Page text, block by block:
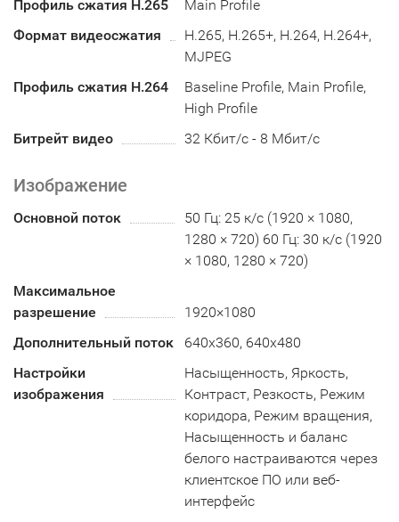
Профиль сжатия H.265
Main Profile
Формат видеосжатия
H.265, H.265+, H.264, H.264+,
MJPEG
Профиль сжатия H.264
Baseline Profile, Main Profile,
High Profile
Битрейт видео
32 Кбит/с - 8 Мбит/с
Изображение
Основной поток
50 Гц: 25 к/с (1920 × 1080,
1280 × 720) 60 Гц: 30 к/с (1920
× 1080, 1280 × 720)
Максимальное
разрешение
1920×1080
Дополнительный поток
640x360, 640x480
Настройки
изображения
Насыщенность, Яркость,
Контраст, Резкость, Режим
коридора, Режим вращения,
Насыщенность и баланс
белого настраиваются через
клиентское ПО или веб-
интерфейс